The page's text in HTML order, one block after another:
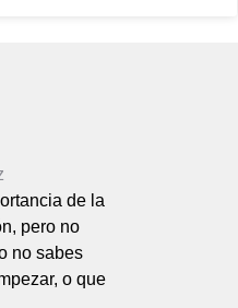
de la
pero no
no sabes
o que